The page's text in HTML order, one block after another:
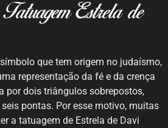
Estrela de
que tem origem no judaísmo,
representação da fé e da crença
por dois triângulos sobrepostos,
pontas. Por esse motivo, muitas
a tatuagem de Estrela de Davi